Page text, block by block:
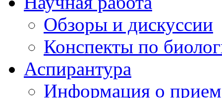
Обзоры и дискуссии
Конспекты по
Аспирантура
Информация о